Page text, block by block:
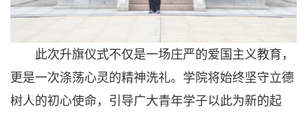
此次升旗仪式不仅是一场庄严的爱国主义教育，
更是一次涤荡心灵的精神洗礼。学院将始终坚守立德
树人的初心使命，引导广大青年学子以此为新的起